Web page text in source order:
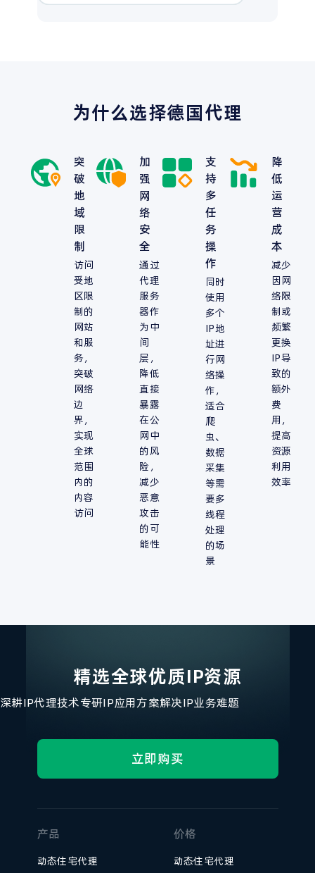
为什么选择德国代理
突
破
地
域
限
制
访问
受地
区限
制的
网站
和服
务，
突破
网络
边
界，
实现
全球
范围
内的
内容
访问
加
强
网
络
安
全
通过
代理
服务
器作
为中
间
层，
降低
直接
暴露
在公
网中
的风
险，
减少
恶意
攻击
的可
能性
支
持
多
任
务
操
作
同时
使用
多个
IP地
址进
行网
络操
作，
适合
爬
虫、
数据
采集
等需
要多
线程
处理
的场
景
降
低
运
营
成
本
减少
因网
络限
制或
频繁
更换
IP导
致的
额外
费
用，
提高
资源
利用
效率
精选全球优质IP资源
深耕IP代理技术专研IP应用方案解决IP业务难题
立即购买
产品
动态住宅代理
价格
动态住宅代理